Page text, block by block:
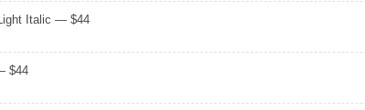
Italic — $44
$44